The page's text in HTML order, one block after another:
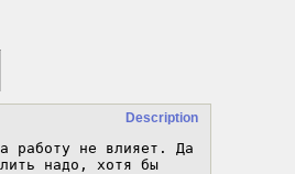
Description
работу не влияет. Да
надо, хотя бы